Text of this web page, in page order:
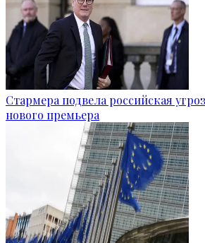
Стармера подвела российская
нового премьера